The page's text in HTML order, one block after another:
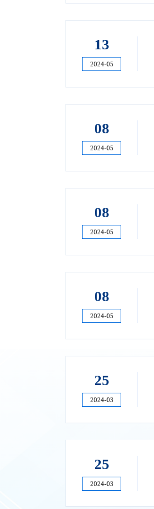
13
2024-05
08
2024-05
08
2024-05
08
2024-05
25
2024-03
25
2024-03